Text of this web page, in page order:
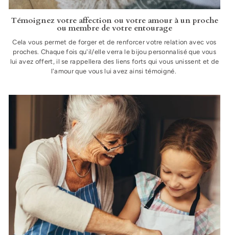
Témoignez votre affection ou votre amour à un proche
ou membre de votre entourage
Cela vous permet de forger et de renforcer votre relation avec vos
proches. Chaque fois qu'il/elle verra le bijou personnalisé que vous
lui avez offert, il se rappellera des liens forts qui vous unissent et de
l'amour que vous lui avez ainsi témoigné.